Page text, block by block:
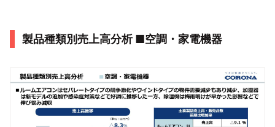
製品種類別売上高分析 ■空調・家電機器